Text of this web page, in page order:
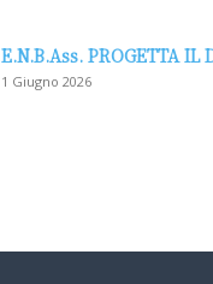
E.N.B.Ass. PROGETTA IL
1 Giugno 2026